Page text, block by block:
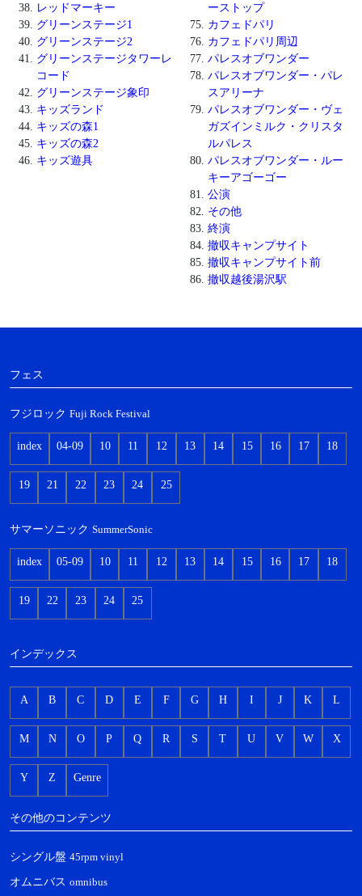
レッドマーキー
グリーンステージ1
グリーンステージ2
グリーンステージタワーレ
コード
グリーンステージ象印
キッズランド
キッズの森1
キッズの森2
キッズ遊具
ーストップ
カフェドパリ
カフェドパリ周辺
パレスオブワンダー
パレスオブワンダー・パレ
スアリーナ
パレスオブワンダー・ヴェ
ガズインミルク・クリスタ
ルパレス
パレスオブワンダー・ルー
キーアゴーゴー
公演
その他
終演
撤収キャンプサイト
撤収キャンプサイト前
撤収越後湯沢駅
フェス
フジロック Fuji Rock Festival
index 04-09 10 11 12 13 14 15 16 17 18
19 21 22 23 24 25
サマーソニック SummerSonic
index 05-09 10 11 12 13 14 15 16 17 18
19 22 23 24 25
インデックス
A B C D E F G H I J K L
M N O P Q R S T U V W X
Y Z Genre
その他のコンテンツ
シングル盤 45rpm vinyl
オムニバス omnibus